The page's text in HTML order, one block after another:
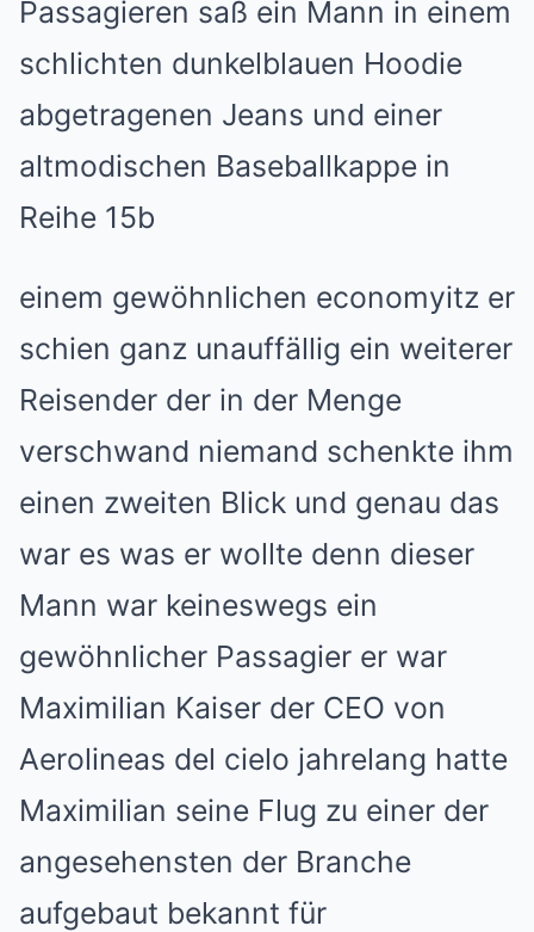
Passagieren saß ein Mann in einem
schlichten dunkelblauen Hoodie
abgetragenen Jeans und einer
altmodischen Baseballkappe in
Reihe 15b
einem gewöhnlichen economyitz er
schien ganz unauffällig ein weiterer
Reisender der in der Menge
verschwand niemand schenkte ihm
einen zweiten Blick und genau das
war es was er wollte denn dieser
Mann war keineswegs ein
gewöhnlicher Passagier er war
Maximilian Kaiser der CEO von
Aerolineas del cielo jahrelang hatte
Maximilian seine Flug zu einer der
angesehensten der Branche
aufgebaut bekannt für